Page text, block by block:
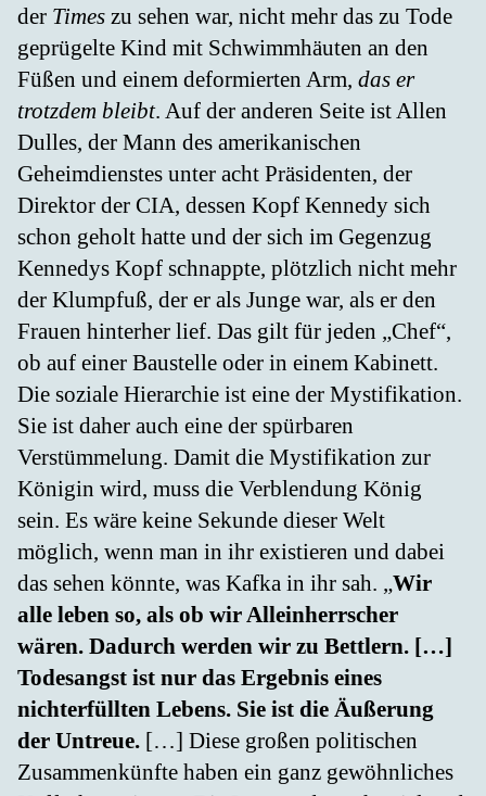
der Times zu sehen war, nicht mehr das zu Tode
geprügelte Kind mit Schwimmhäuten an den
Füßen und einem deformierten Arm, das er
trotzdem bleibt. Auf der anderen Seite ist Allen
Dulles, der Mann des amerikanischen
Geheimdienstes unter acht Präsidenten, der
Direktor der CIA, dessen Kopf Kennedy sich
schon geholt hatte und der sich im Gegenzug
Kennedys Kopf schnappte, plötzlich nicht mehr
der Klumpfuß, der er als Junge war, als er den
Frauen hinterher lief. Das gilt für jeden „Chef“,
ob auf einer Baustelle oder in einem Kabinett.
Die soziale Hierarchie ist eine der Mystifikation.
Sie ist daher auch eine der spürbaren
Verstümmelung. Damit die Mystifikation zur
Königin wird, muss die Verblendung König
sein. Es wäre keine Sekunde dieser Welt
möglich, wenn man in ihr existieren und dabei
das sehen könnte, was Kafka in ihr sah. „Wir
alle leben so, als ob wir Alleinherrscher
wären. Dadurch werden wir zu Bettlern. […]
Todesangst ist nur das Ergebnis eines
nichterfüllten Lebens. Sie ist die Äußerung
der Untreue. […] Diese großen politischen
Zusammenkünfte haben ein ganz gewöhnliches